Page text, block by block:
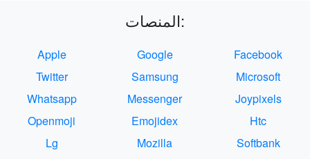
المنصات:
Apple Google
Facebook
Twitter
Samsung
Microsoft
Whatsapp
Messenger
Joypixels
Openmoji
Emojidex
Htc
Lg
Mozilla
Softbank